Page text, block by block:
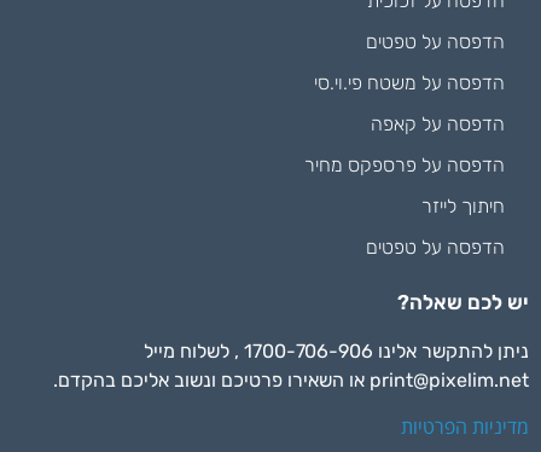
הדפסה על טפטים
הדפסה על משטח פי.וי.סי
הדפסה על קאפה
הדפסה על פרספקס מחיר
חיתוך לייזר
הדפסה על טפטים
יש לכם שאלה?
ניתן להתקשר אלינו 1700-706-906 , לשלוח מייל
print@pixelim.net או השאירו פרטיכם ונשוב אליכם בהקדם.
מדיניות הפרטיות